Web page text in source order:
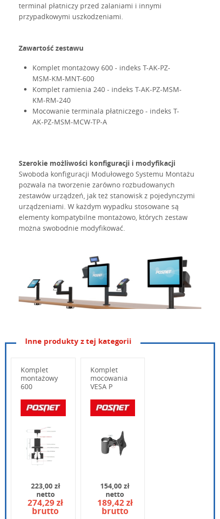
terminal płatniczy przed zalaniami i innymi
przypadkowymi uszkodzeniami.
Zawartość zestawu
Komplet montażowy 600 - indeks T-AK-PZ-
MSM-KM-MNT-600
Komplet ramienia 240 - indeks T-AK-PZ-MSM-
KM-RM-240
Mocowanie terminala płatniczego - indeks T-
AK-PZ-MSM-MCW-TP-A
Szerokie możliwości konfiguracji i modyfikacji
Swoboda konfiguracji Modułowego Systemu Montażu
pozwala na tworzenie zarówno rozbudowanych
zestawów urządzeń, jak też stanowisk z pojedynczymi
urządzeniami. W każdym wypadku stosowane są
elementy kompatybilne montażowo, których zestaw
można swobodnie modyfikować.
Wpisz poniżej swoje pytanie
Wpisz kod widoczny na obrazku:
Inne produkty z tej kategorii
Komplet
montażowy
600
223,00 zł
netto
274,29 zł
brutto
Komplet
mocowania
VESA P
154,00 zł
netto
189,42 zł
brutto